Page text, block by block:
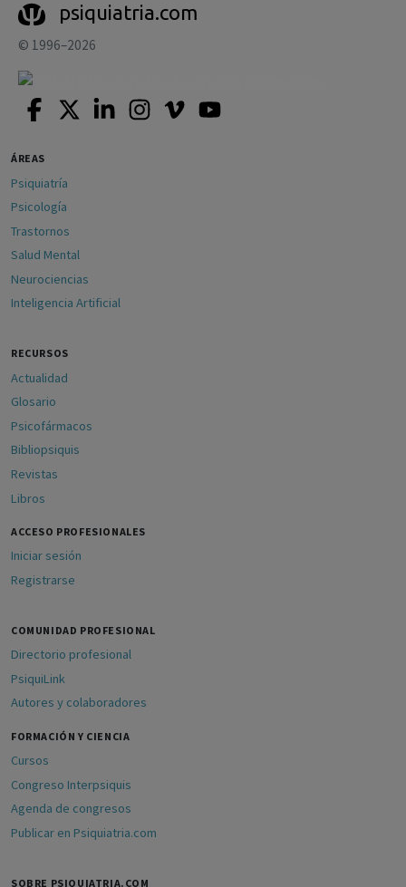
psiquiatria.com
© 1996–2026
ÁREAS
Psiquiatría
Psicología
Trastornos
Salud Mental
Neurociencias
Inteligencia Artificial
RECURSOS
Actualidad
Glosario
Psicofármacos
Bibliopsiquis
Revistas
Libros
ACCESO PROFESIONALES
Iniciar sesión
Registrarse
COMUNIDAD PROFESIONAL
Directorio profesional
PsiquiLink
Autores y colaboradores
FORMACIÓN Y CIENCIA
Cursos
Congreso Interpsiquis
Agenda de congresos
Publicar en Psiquiatria.com
SOBRE PSIQUIATRIA.COM